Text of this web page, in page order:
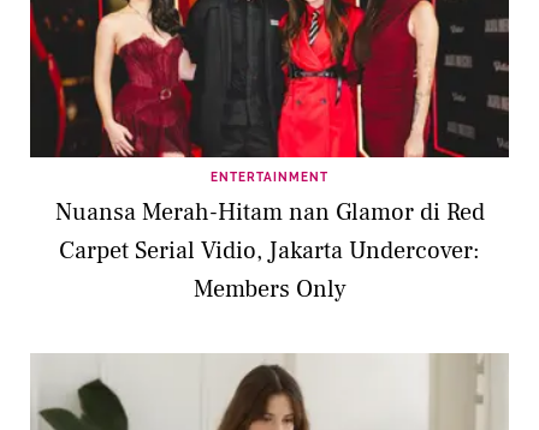
ENTERTAINMENT
Nuansa Merah-Hitam nan Glamor di Red
Carpet Serial Vidio, Jakarta Undercover:
Members Only